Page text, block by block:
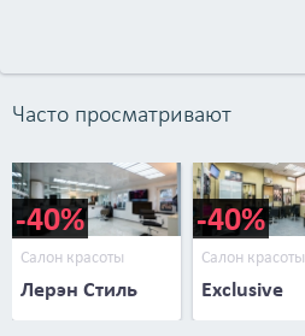
Часто просматривают
-40%
Салон красоты
Лерэн Стиль
-40%
Салон красоты
Exclusive